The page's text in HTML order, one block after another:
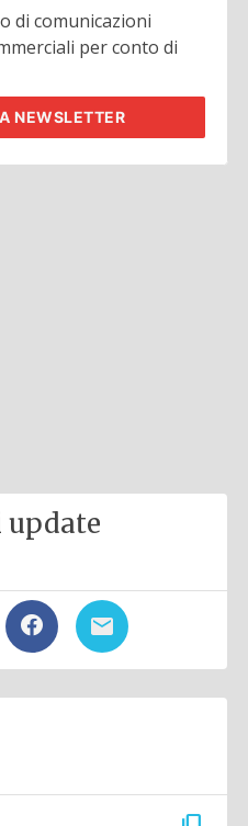
di comunicazioni
per conto di
NEWSLETTER